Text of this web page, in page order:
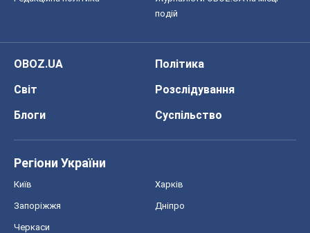
подій
OBOZ.UA
Політика
Світ
Розслідування
Блоги
Суспільство
Регіони України
Київ Харків
Запоріжжя Дніпро
Черкаси